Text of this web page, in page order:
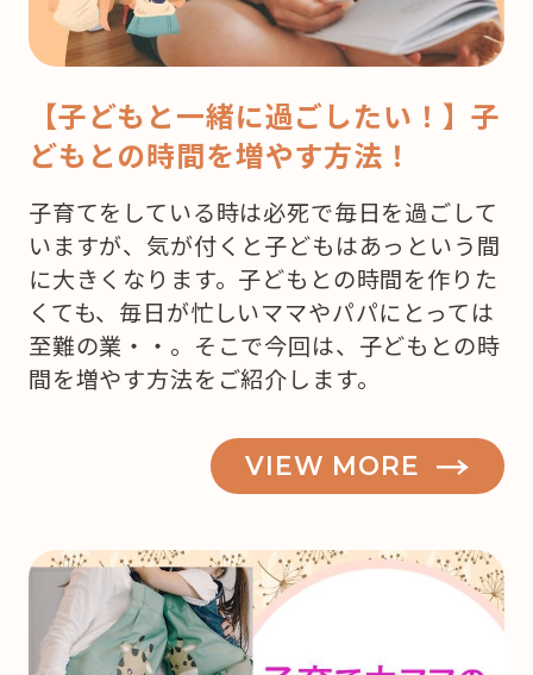
【子どもと一緒に過ごしたい！】子
どもとの時間を増やす方法！
子育てをしている時は必死で毎日を過ごして
いますが、気が付くと子どもはあっという間
に大きくなります。子どもとの時間を作りた
くても、毎日が忙しいママやパパにとっては
至難の業・・。そこで今回は、子どもとの時
間を増やす方法をご紹介します。
VIEW MORE